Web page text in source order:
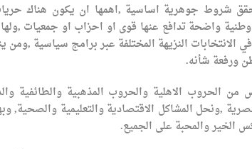
شروط جوهرية اساسية ,اهمها ان يكون هناك
واضحة تدافع عنها قوى او احزاب او جمعيات
الانتخابات النزيهة المختلفة عبر برامج سياسية
ورفعة شأنه.
الحروب الاهلية والحروب المذهبية والطائفية
,ونحل المشاكل الاقتصادية والتعليمية والصحية,
الخير والمحبة على الجميع.